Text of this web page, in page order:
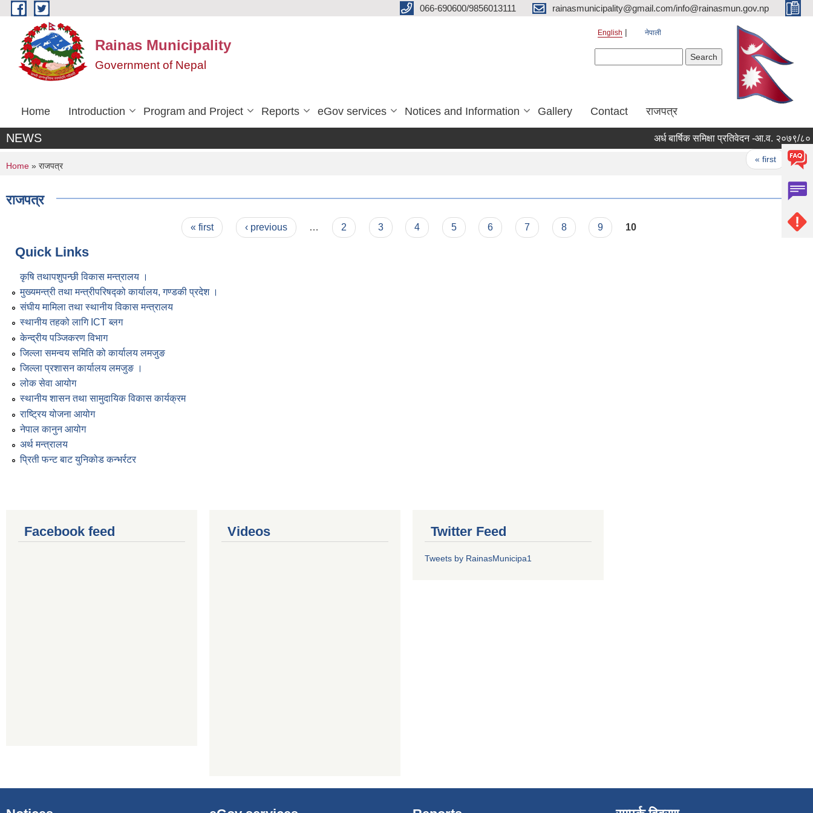
Skip to main content 066-690600/9856013111 rainasmunicipality@gmail.com/info@rainasmun.gov.np
Rainas Municipality
Government of Nepal
English नेपाली
Home Introduction Program and Project Reports eGov services Notices and Information Gallery Contact राजपत्र
NEWS अर्ध बार्षिक समिक्षा प्रतिवेदन -आ.व. २०७९/८०
« first ‹
You are here
Home » राजपत्र
राजपत्र
« first ‹ previous … 2 3 4 5 6 7 8 9 10
Quick Links
कृषि तथापशुपन्छी विकास मन्त्रालय ।
मुख्यमन्त्री तथा मन्त्रीपरिषद्को कार्यालय, गण्डकी प्रदेश ।
संघीय मामिला तथा स्थानीय विकास मन्त्रालय
स्थानीय तहको लागि ICT ब्लग
केन्द्रीय पञ्जिकरण विभाग
जिल्ला समन्वय समिति को कार्यालय लमजुङ
जिल्ला प्रशासन कार्यालय लमजुङ ।
लोक सेवा आयोग
स्थानीय शासन तथा सामुदायिक विकास कार्यक्रम
राष्ट्रिय योजना आयोग
नेपाल कानुन आयोग
अर्थ मन्त्रालय
प्रिती फन्ट बाट युनिकोड कन्भर्रटर
Facebook feed Videos Twitter Feed
Tweets by RainasMunicipa1